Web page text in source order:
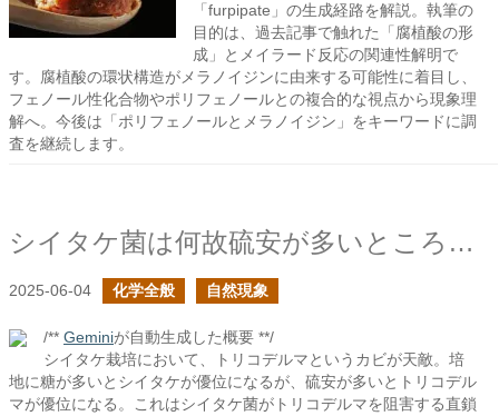
「furpipate」の生成経路を解説。執筆の
目的は、過去記事で触れた「腐植酸の形
成」とメイラード反応の関連性解明で
す。腐植酸の環状構造がメラノイジンに由来する可能性に着目し、
フェノール性化合物やポリフェノールとの複合的な視点から現象理
解へ。今後は「ポリフェノールとメラノイジン」をキーワードに調
査を継続します。
シイタケ菌は何故硫安が多いところでは不利になるのか？
2025-06-04 化学全般 自然現象
/** Geminiが自動生成した概要 **/
シイタケ栽培において、トリコデルマというカビが天敵。培
地に糖が多いとシイタケが優位になるが、硫安が多いとトリコデル
マが優位になる。これはシイタケ菌がトリコデルマを阻害する直鎖